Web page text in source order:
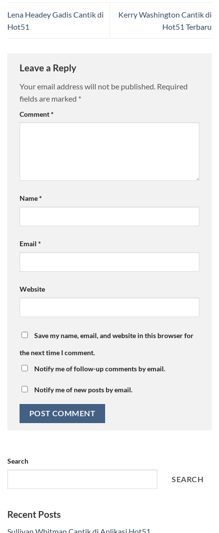
Lena Headey Gadis Cantik di
Hot51
Kerry Washington Cantik di
Hot51 Terbaru
Leave a Reply
Your email address will not be published. Required
fields are marked *
Comment*
Name*
Email *
Website
Save my name, email, and website in this browser for
the next time I comment.
Notify me of follow-up comments by email.
Notify me of new posts by email.
Search
SEARCH
Recent Posts